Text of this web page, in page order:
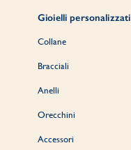
Gioielli personalizzati
Collane
Bracciali
Anelli
Orecchini
Accessori